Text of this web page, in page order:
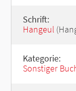
Schrift:
Hangeul
Kategorie:
Sonstiger